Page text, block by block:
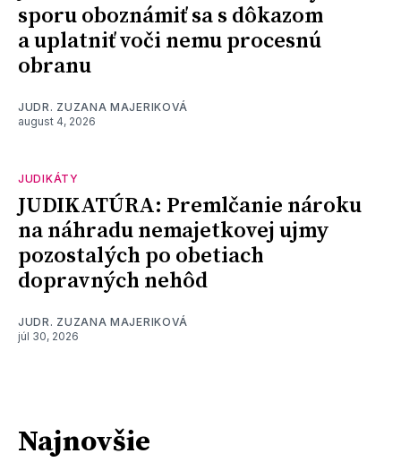
sporu oboznámiť sa s dôkazom
a uplatniť voči nemu procesnú
obranu
JUDR. ZUZANA MAJERIKOVÁ
august 4, 2026
JUDIKÁTY
JUDIKATÚRA: Premlčanie nároku
na náhradu nemajetkovej ujmy
pozostalých po obetiach
dopravných nehôd
JUDR. ZUZANA MAJERIKOVÁ
júl 30, 2026
Najnovšie